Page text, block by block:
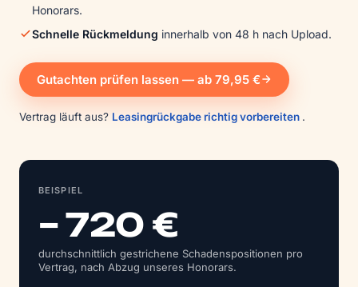
Honorars.
Schnelle Rückmeldung innerhalb von 48 h nach Upload.
Gutachten prüfen lassen — ab 79,95 €
Vertrag läuft aus? Leasingrückgabe richtig vorbereiten .
BEISPIEL
– 720 €
durchschnittlich gestrichene Schadens­positionen pro
Vertrag, nach Abzug unseres Honorars.